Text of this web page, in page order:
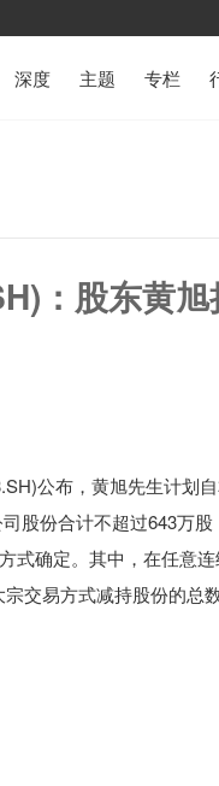
深度 主题 专栏
：股东黄
公布，黄旭先生计划
股份合计不超过643万
式确定。其中，在任意
交易方式减持股份的总